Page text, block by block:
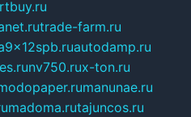
trade-farm.ru
autodamp.ru
nv750.rux-ton.ru
manunae.ru
madoma.rutajuncos.ru